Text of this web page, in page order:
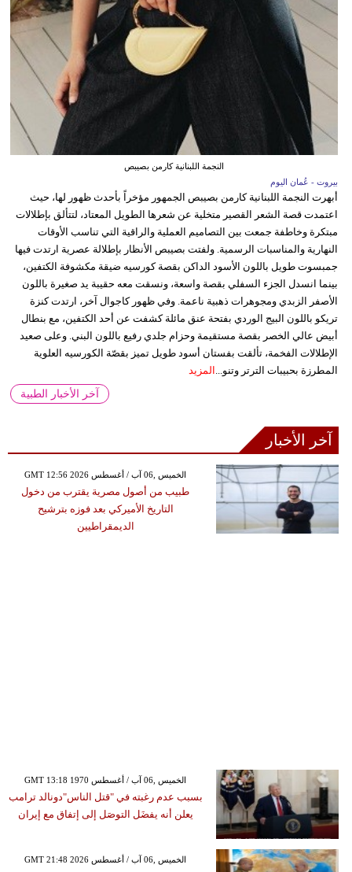
النجمة اللبنانية كارمن بصيبص
بيروت - عُمان اليوم
أبهرت النجمة اللبنانية كارمن بصيبص الجمهور مؤخراً بأحدث ظهور لها، حيث
اعتمدت قصة الشعر القصير متخلية عن شعرها الطويل المعتاد، لتتألق بإطلالات
مبتكرة وخاطفة جمعت بين التصاميم العملية والراقية التي تناسب الأوقات
النهارية والمناسبات الرسمية. ولفتت بصيبص الأنظار بإطلالة عصرية ارتدت فيها
جمبسوت طويل باللون الأسود الداكن بقصة كورسيه ضيقة مكشوفة الكتفين،
بينما انسدل الجزء السفلي بقصة واسعة، ونسقت معه حقيبة يد صغيرة باللون
الأصفر الزبدي ومجوهرات ذهبية ناعمة. وفي ظهور كاجوال آخر، ارتدت كنزة
تريكو باللون البيج الوردي بفتحة عنق مائلة كشفت عن أحد الكتفين، مع بنطال
أبيض عالي الخصر بقصة مستقيمة وحزام جلدي رفيع باللون البني. وعلى صعيد
الإطلالات الفخمة، تألقت بفستان أسود طويل تميز بقصّة الكورسيه العلوية
المطرزة بحبيبات الترتر وتنو... المزيد
آخر الأخبار الطبية
آخر الأخبار
GMT 12:56 2026 الخميس ,06 آب / أغسطس
طبيب من أصول مصرية يقترب من دخول
التاريخ الأميركي بعد فوزه بترشيح
الديمقراطيين
GMT 13:18 1970 الخميس ,06 آب / أغسطس
بسبب عدم رغبته في "قتل الناس"دونالد ترامب
يعلن أنه يفضَل التوصَل إلى إتفاق مع إيران
GMT 21:48 2026 الخميس ,06 آب / أغسطس